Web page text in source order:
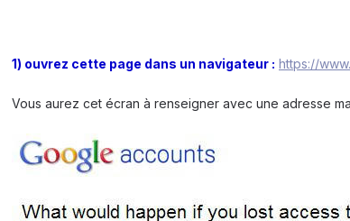
1) ouvrez cette page dans un navigateur : https://
Vous aurez cet écran à renseigner avec une adresse